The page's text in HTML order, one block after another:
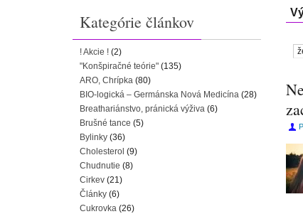
Kategórie článkov
! Akcie ! (2)
"Konšpiračné teórie" (135)
ARO, Chrípka (80)
BIO-logická – Germánska Nová Medicína (28)
Breathariánstvo, pránická výživa (6)
Brušné tance (5)
Bylinky (36)
Cholesterol (9)
Chudnutie (8)
Cirkev (21)
Články (6)
Cukrovka (26)